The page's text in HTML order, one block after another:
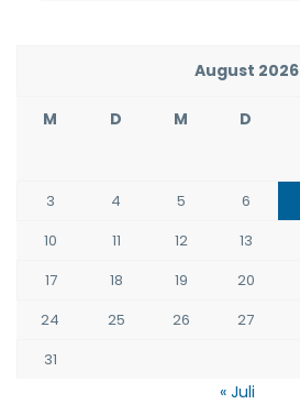
August 2026
M D M D
3
4 5 6
10
11 12 13
17
18 19 20
24
25 26 27
31
« Juli